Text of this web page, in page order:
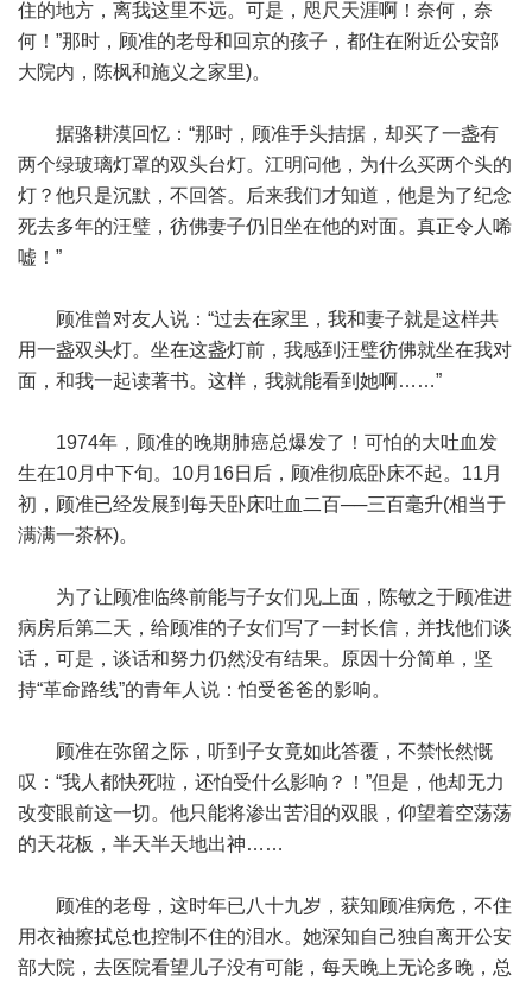
住的地方，离我这里不远。可是，咫尺天涯啊！奈何，奈
何！”那时，顾准的老母和回京的孩子，都住在附近公安部
大院内，陈枫和施义之家里)。
据骆耕漠回忆：“那时，顾准手头拮据，却买了一盏有
两个绿玻璃灯罩的双头台灯。江明问他，为什么买两个头的
灯？他只是沉默，不回答。后来我们才知道，他是为了纪念
死去多年的汪璧，彷佛妻子仍旧坐在他的对面。真正令人唏
嘘！”
顾准曾对友人说：“过去在家里，我和妻子就是这样共
用一盏双头灯。坐在这盏灯前，我感到汪璧彷佛就坐在我对
面，和我一起读著书。这样，我就能看到她啊……”
1974年，顾准的晚期肺癌总爆发了！可怕的大吐血发
生在10月中下旬。10月16日后，顾准彻底卧床不起。11月
初，顾准已经发展到每天卧床吐血二百──三百毫升(相当于
满满一茶杯)。
为了让顾准临终前能与子女们见上面，陈敏之于顾准进
病房后第二天，给顾准的子女们写了一封长信，并找他们谈
话，可是，谈话和努力仍然没有结果。原因十分简单，坚
持“革命路线”的青年人说：怕受爸爸的影响。
顾准在弥留之际，听到子女竟如此答覆，不禁怅然慨
叹：“我人都快死啦，还怕受什么影响？！”但是，他却无力
改变眼前这一切。他只能将渗出苦泪的双眼，仰望着空荡荡
的天花板，半天半天地出神……
顾准的老母，这时年已八十九岁，获知顾准病危，不住
用衣袖擦拭总也控制不住的泪水。她深知自己独自离开公安
部大院，去医院看望儿子没有可能，每天晚上无论多晚，总